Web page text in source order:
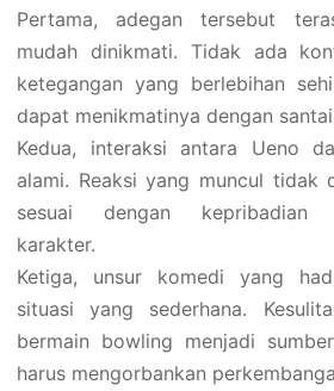
Pertama, adegan tersebut
mudah dinikmati. Tidak ada
ketegangan yang berlebihan
dapat menikmatinya dengan
Kedua, interaksi antara Ueno
alami. Reaksi yang muncul tidak
sesuai dengan kepribadian
karakter.
Ketiga, unsur komedi yang
situasi yang sederhana.
bermain bowling menjadi
harus mengorbankan